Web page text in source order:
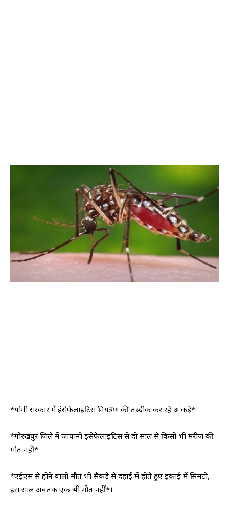
*योगी सरकार में इंसेफेलाइटिस नियंत्रण की तस्दीक कर रहे आंकड़े*
*गोरखपुर जिले में जापानी इंसेफेलाइटिस से दो साल से किसी भी मरीज की
मौत नहीं*
*एईएस से होने वाली मौत भी सैकड़े से दहाई में होते हुए इकाई में सिमटी,
इस साल अबतक एक भी मौत नहीं*।